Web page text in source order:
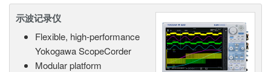
示波记录仪
Flexible, high-performance
Yokogawa ScopeCorder
Modular platform